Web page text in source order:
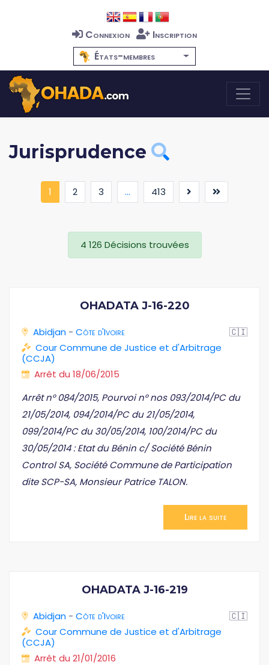
Connexion
Inscription
États-membres
Jurisprudence
1 (current)
2 3 ... 413
4 126 Décisions trouvées
OHADATA J-16-220
Abidjan - Côte d'Ivoire
🇨🇮
Cour Commune de Justice et d'Arbitrage
(CCJA)
Arrêt du 18/06/2015
Arrêt n° 084/2015, Pourvoi n° nos 093/2014/PC du
21/05/2014, 094/2014/PC du 21/05/2014,
099/2014/PC du 30/05/2014, 100/2014/PC du
30/05/2014 : Etat du Bénin c/ Société Bénin
Control SA, Société Commune de Participation
dite SCP-SA, Monsieur Patrice TALON.
Lire la suite
OHADATA J-16-219
Abidjan - Côte d'Ivoire
🇨🇮
Cour Commune de Justice et d'Arbitrage
(CCJA)
Arrêt du 21/01/2016